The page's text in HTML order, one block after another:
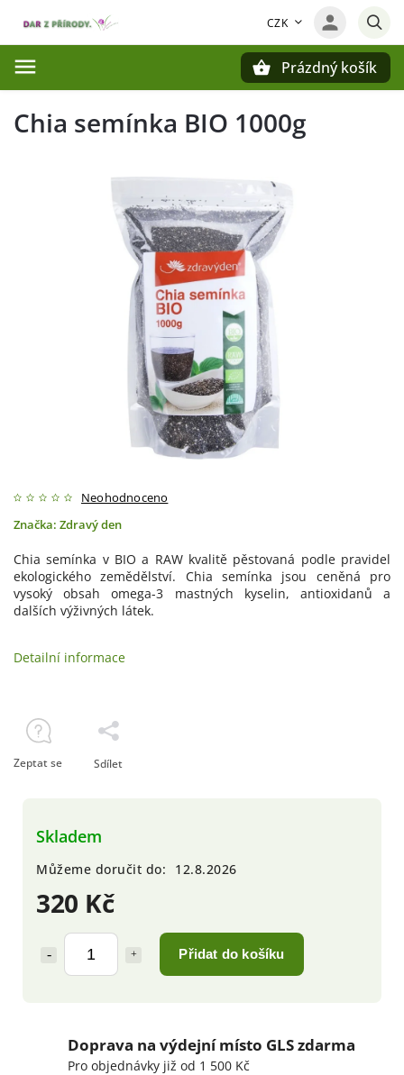
CZK
Prázdný košík
Chia semínka BIO 1000g
Neohodnoceno
Značka: Zdravý den
320 Kč
Přidat do košíku
Skladem
Můžeme doručit do: 12.8.2026
Chia semínka v BIO a RAW kvalitě pěstovaná podle pravidel
ekologického zemědělství. Chia semínka jsou ceněná pro
vysoký obsah omega-3 mastných kyselin, antioxidanů a
dalších výživných látek.
Detailní informace
Zeptat se Sdílet
Doprava na výdejní místo GLS zdarma
Pro objednávky již od 1 500 Kč